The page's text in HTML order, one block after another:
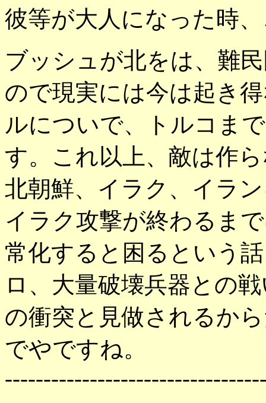
彼等が大人になった時
ブッシュが北をは、難
ので現実には今は起き
ルについで、トルコま
す。これ以上、敵は作
北朝鮮、イラク、イラ
イラク攻撃が終わるま
常化すると困るという
ロ、大量破壊兵器との
の衝突と見做されるか
でやですね。